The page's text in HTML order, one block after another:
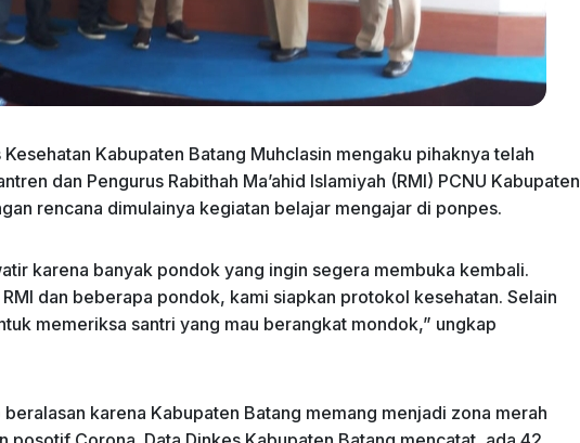
Kabupaten Batang Muhclasin mengaku pihaknya telah
dan Pengurus Rabithah Ma’ahid Islamiyah (RMI) PCNU Kabupaten
rencana dimulainya kegiatan belajar mengajar di ponpes.
karena banyak pondok yang ingin segera membuka kembali.
dan beberapa pondok, kami siapkan protokol kesehatan. Selain
memeriksa santri yang mau berangkat mondok,” ungkap
karena Kabupaten Batang memang menjadi zona merah